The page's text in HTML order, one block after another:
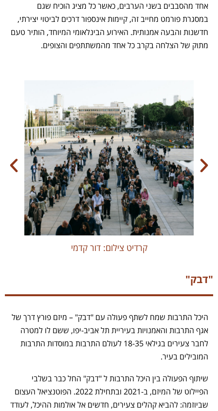
אחד מהסבבים בשני הערבים, כאשר כל מציג הוכיח שגם
במסגרת פורמט מחייב זה, קיימות אינספור דרכים לביטוי יצירתי,
חדשנות והבעה אמנותית. האירוע הבינלאומי המיוחד, הותיר טעם
מתוק של הצלחה בקרב כל אחד מהמשתתפים והצופים.
קרדיט צילום: דור קדמי
"דבק"
היכל התרבות שמח לשתף פעולה עם "דבק" – מיזם פורץ דרך של
אגף התרבות והאמנויות בעיריית תל אביב-יפו, ששם לו למטרה
לחבר צעירים בגילאי 18-35 לעולם התרבות במוסדות התרבות
המובילים בעיר.
שיתוף הפעולה בין היכל התרבות ל "דבק" החל כבר בשלבי
הפיילוט של המיזם, ב-2021 ובתחילת 2022. הפוטנציאל העצום
שביוזמה: להביא קהלים צעירים, חדשים אל אולמות ההיכל, לעודד